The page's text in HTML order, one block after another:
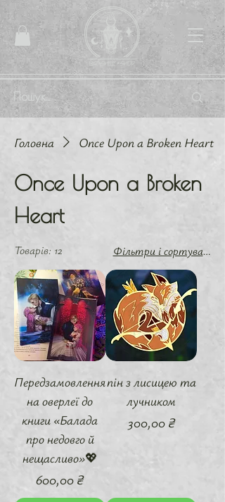
Головна Once Upon a Broken Heart
Once Upon a Broken
Heart
Товарів: 12 Фільтри і сортування
Передзамовлення
на оверлеї до
книги «Балада
про недовго й
нещасливо»💖
Ціна
600,00 ₴
пін з лисицею та
лучником
Ціна
300,00 ₴